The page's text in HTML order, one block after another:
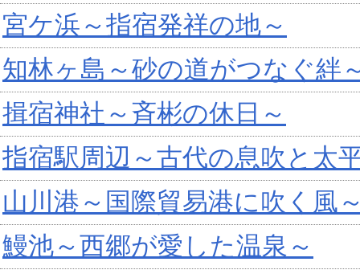
宮ケ浜～指宿発祥の地～
知林ヶ島～砂の道がつなぐ絆
揖宿神社～斉彬の休日～
指宿駅周辺～古代の息吹と太
山川港～国際貿易港に吹く風
鰻池～西郷が愛した温泉～